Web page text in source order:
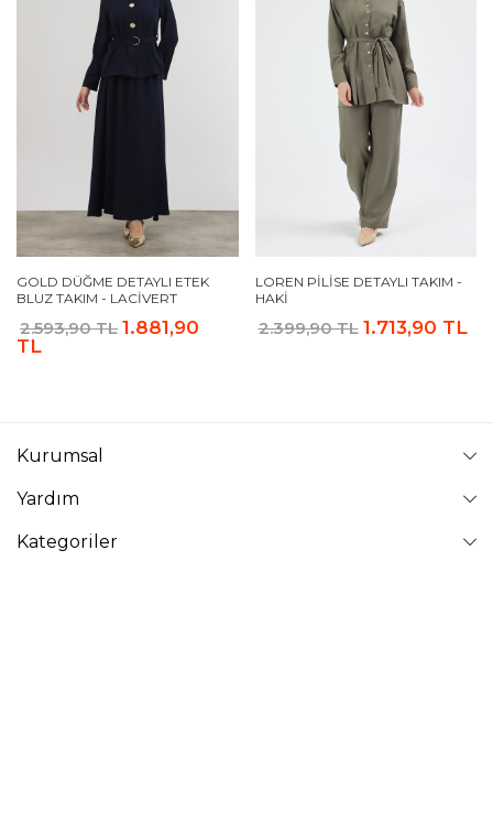
GOLD DÜĞME DETAYLI ETEK
BLUZ TAKIM - LACIVERT
2.593,90 TL 1.881,90
TL
LOREN PILISE DETAYLI TAKIM -
HAKI
2.399,90 TL 1.713,90 TL
Kurumsal
Yardım
Kategoriler